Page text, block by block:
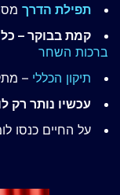
תפילת הדרך
קמת בבוקר –
ברכות השחר
תיקון הכללי –
עכשיו נותר רק
על החיים כנסו